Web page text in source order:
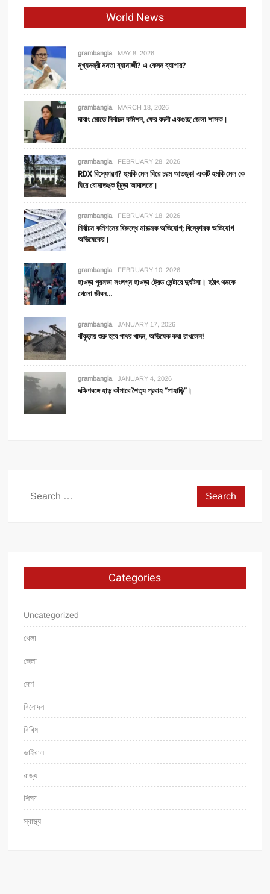
World News
grambangla MAY 8, 2026
মুখ্যমন্ত্রী মমতা ব্যানার্জী? এ কেমন ব্যাপার?
grambangla MARCH 18, 2026
দাবাং মোডে নির্বাচন কমিশন, ফের বদলী একগুচ্ছ জেলা শাসক।
grambangla FEBRUARY 28, 2026
RDX বিস্ফোরণ? হুমকি মেল ঘিরে চরম আতঙ্ক! একটি হমকি মেল কে
ঘিরে বোমাতঙ্ক চুঁচুড়া আদালতে।
grambangla FEBRUARY 18, 2026
নির্বাচন কমিশনের বিরুদ্ধে মারাত্মক অভিযোগ; বিস্ফোরক অভিযোগ
অভিষেকের।
grambangla FEBRUARY 10, 2026
হাওড়া পুরসভা সংলগ্ন হাওড়া ট্রেড সেন্টারে দুর্ঘটনা। হঠাৎ থমকে
গেলো জীবন…
grambangla JANUARY 17, 2026
বাঁকুড়ায় শুরু হবে পাথর খাদন, অভিষেক কথা রাখলেন!
grambangla JANUARY 4, 2026
দক্ষিণবঙ্গে হাড় কাঁপাবে শৈত্য প্রবাহ “পাহাড়ি”।
Search
for:
Categories
Uncategorized
খেলা
জেলা
দেশ
বিনোদন
বিবিধ
ভাইরাল
রাজ্য
শিক্ষা
স্বাস্থ্য